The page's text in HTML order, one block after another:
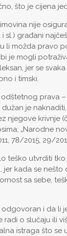
što je cijena
nije
sl.) građani
li možda pravo
je mogli
jer se
i timski.
prava
je
njegove krivnje
„Narodne
78/2015, 29/
teško utvrditi
jer kada se
sa sebe,
odgovoran i da li
radi o slučaju ili
istraga što se